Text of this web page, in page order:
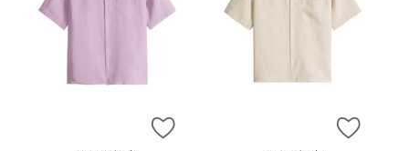
ZUR WUNSCHLISTE HINZUFÜGEN
ZUR